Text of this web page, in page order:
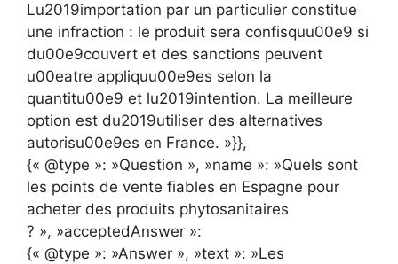
Lu2019importation par un particulier constitue
une infraction : le produit sera confisquu00e9 si
du00e9couvert et des sanctions peuvent
u00eatre appliquu00e9es selon la
quantitu00e9 et lu2019intention. La meilleure
option est du2019utiliser des alternatives
autorisu00e9es en France. »}},
{« @type »: »Question », »name »: »Quels sont
les points de vente fiables en Espagne pour
acheter des produits phytosanitaires
? », »acceptedAnswer »:
{« @type »: »Answer », »text »: »Les